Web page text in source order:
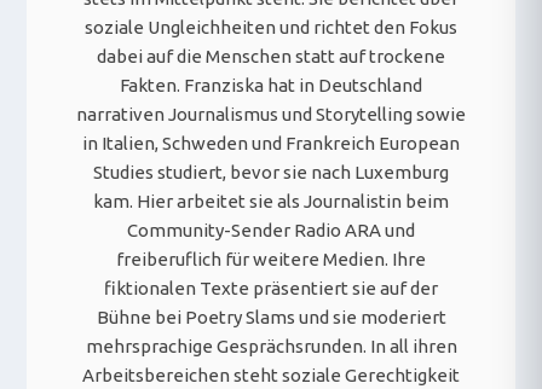
soziale Ungleichheiten und richtet den Fokus
dabei auf die Menschen statt auf trockene
Fakten. Franziska hat in Deutschland
narrativen Journalismus und Storytelling sowie
in Italien, Schweden und Frankreich European
Studies studiert, bevor sie nach Luxemburg
kam. Hier arbeitet sie als Journalistin beim
Community-Sender Radio ARA und
freiberuflich für weitere Medien. Ihre
fiktionalen Texte präsentiert sie auf der
Bühne bei Poetry Slams und sie moderiert
mehrsprachige Gesprächsrunden. In all ihren
Arbeitsbereichen steht soziale Gerechtigkeit